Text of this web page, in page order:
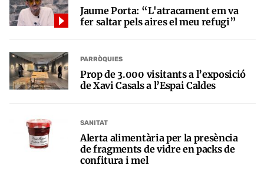
Jaume Porta: “L'atracament em va
fer saltar pels aires el meu refugi”
PARRÒQUIES
Prop de 3.000 visitants a l’exposició
de Xavi Casals a l’Espai Caldes
SANITAT
Alerta alimentària per la presència
de fragments de vidre en packs de
confitura i mel